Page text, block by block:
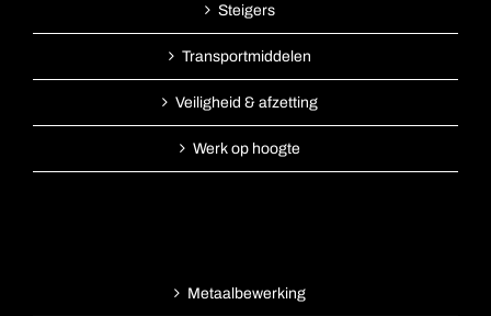
Steigers
Transportmiddelen
Veiligheid & afzetting
Werk op hoogte
Metaalbewerking